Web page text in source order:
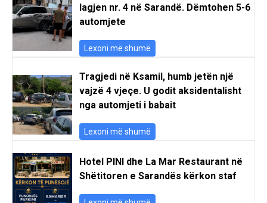
lagjen nr. 4 në Sarandë. Dëmtohen 5-6
automjete
Lexoni më shumë
Tragjedi në Ksamil, humb jetën një
vajzë 4 vjeçe. U godit aksidentalisht
nga automjeti i babait
Lexoni më shumë
Hotel PINI dhe La Mar Restaurant në
Shëtitoren e Sarandës kërkon staf